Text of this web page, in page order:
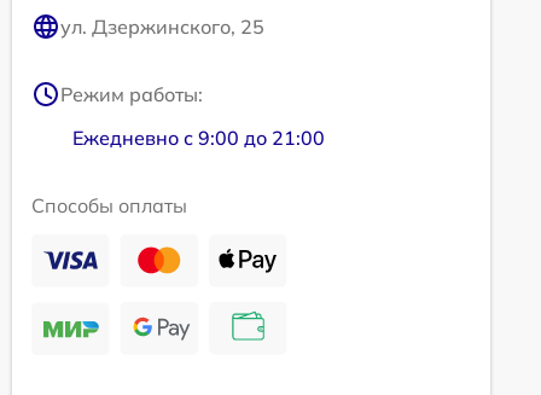
ул. Дзержинского, 25
Режим работы:
Ежедневно с 9:00 до 21:00
Способы оплаты